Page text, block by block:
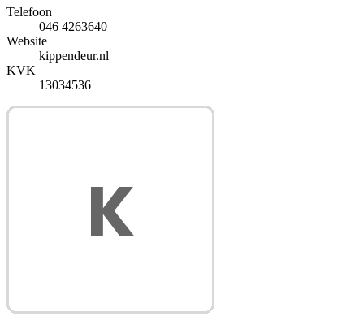
Telefoon
046 4263640
Website
kippendeur.nl
KVK
13034536